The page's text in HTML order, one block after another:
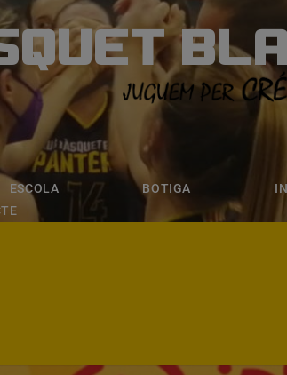
ESCOLA BOTIGA
BOTIGA